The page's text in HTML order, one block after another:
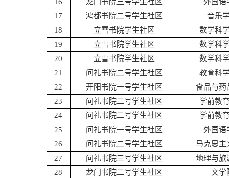
17
鸿都书院二号学生社区
音乐
18
立雪书院学生社区
数学科
19
立雪书院学生社区
数学科
20
立雪书院学生社区
数学科
21
问礼书院二号学生社区
教育科
22
开阳书院一号学生社区
食品与药
23
问礼书院二号学生社区
学前教
24
问礼书院二号学生社区
学前教
25
问礼书院一号学生社区
外国语
26
问礼书院二号学生社区
马克思主
27
问礼书院三号学生社区
地理与旅
28
龙门书院二号学生社区
文学